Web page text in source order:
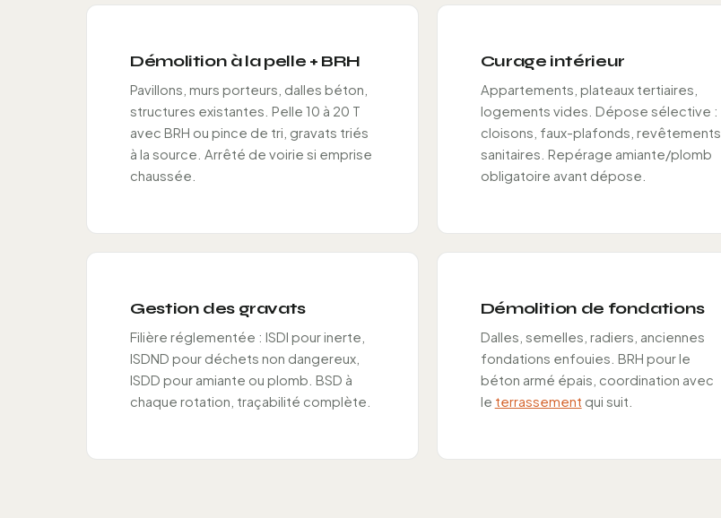
Démolition à la pelle + BRH
Pavillons, murs porteurs, dalles béton,
structures existantes. Pelle 10 à 20 T
avec BRH ou pince de tri, gravats triés
à la source. Arrêté de voirie si emprise
chaussée.
Curage intérieur
Appartements, plateaux tertiaires,
logements vides. Dépose sélective :
cloisons, faux-plafonds, revêtements,
sanitaires. Repérage amiante/plomb
obligatoire avant dépose.
Gestion des gravats
Filière réglementée : ISDI pour inerte,
ISDND pour déchets non dangereux,
ISDD pour amiante ou plomb. BSD à
chaque rotation, traçabilité complète.
Démolition de fondations
Dalles, semelles, radiers, anciennes
fondations enfouies. BRH pour le
béton armé épais, coordination avec
le terrassement qui suit.